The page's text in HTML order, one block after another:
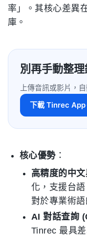
率」。其核心差異
庫。
別再手動整
上傳音訊或影片，
下載 Tinrec App
核心優勢：
高精度的中文
化，支援台
對於專業術語
AI 對話查詢
Tinrec 最具